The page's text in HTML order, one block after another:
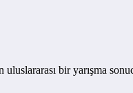
bir yarışma